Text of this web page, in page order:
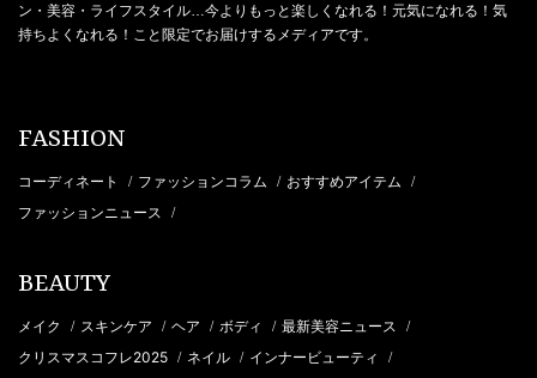
ン・美容・ライフスタイル…今よりもっと楽しくなれる！元気になれる！気
持ちよくなれる！こと限定でお届けするメディアです。
FASHION
コーディネート / ファッションコラム / おすすめアイテム /
ファッションニュース /
BEAUTY
メイク / スキンケア / ヘア / ボディ / 最新美容ニュース /
クリスマスコフレ2025 / ネイル / インナービューティ /